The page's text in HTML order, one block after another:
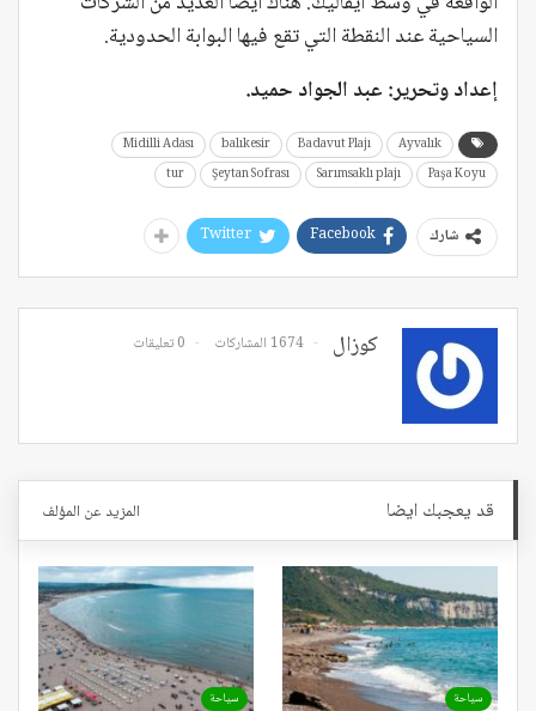
السياحية عند النقطة التي تقع فيها البوابة الحدودية.
إعداد وتحرير: عبد الجواد حميد.
Ayvalık
Badavut Plajı
balıkesir
Midilli Adası
Paşa Koyu
Sarımsaklı plajı
Şeytan Sofrası
tur
شارك Facebook
Twitter
كوزال 1674 المشاركات 0 تعليقات
قد يعجبك ايضا المزيد عن المؤلف
سياحة سياحة